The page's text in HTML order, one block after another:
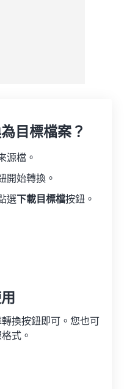
目標檔案？
源檔。
開始轉換。
選 下載目標檔按鈕。
換按鈕即可。您也可
式。